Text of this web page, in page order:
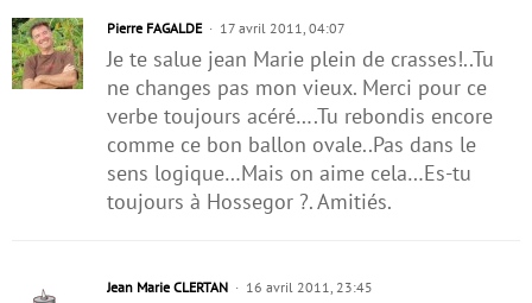
Pierre FAGALDE 17 avril 2011, 04:07
Je te salue jean Marie plein de crasses!..Tu
ne changes pas mon vieux. Merci pour ce
verbe toujours acéré….Tu rebondis encore
comme ce bon ballon ovale..Pas dans le
sens logique…Mais on aime cela…Es-tu
toujours à Hossegor ?. Amitiés.
Jean Marie CLERTAN 16 avril 2011, 23:45